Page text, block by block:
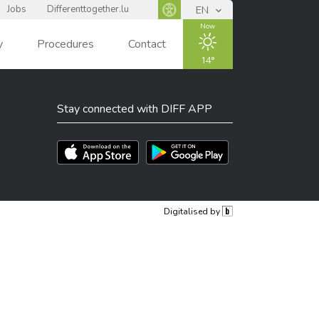
Jobs
Differenttogether.lu
Panneau d'accessibilité
EN
Procedures Contact
Now
LÉ
14
Events
Stay connected with DIFF APP
Téléchargez l'app sur l'App StoreTéléchargez l'app sur Play Store
Digitalised by